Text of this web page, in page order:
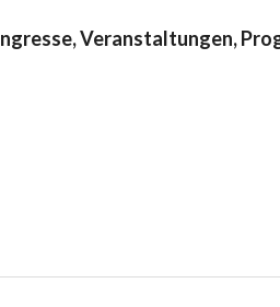
Veranstaltungen,